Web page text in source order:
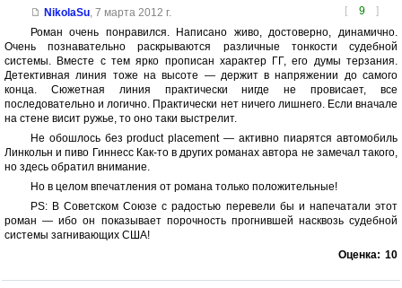
[ 9 ]
NikolaSu, 7 марта 2012 г.
Роман очень понравился. Написано живо, достоверно, динамично.
Очень познавательно раскрываются различные тонкости судебной
системы. Вместе с тем ярко прописан характер ГГ, его думы терзания.
Детективная линия тоже на высоте — держит в напряжении до самого
конца. Сюжетная линия практически нигде не провисает, все
последовательно и логично. Практически нет ничего лишнего. Если вначале
на стене висит ружье, то оно таки выстрелит.
Не обошлось без product placement — активно пиарятся автомобиль
Линкольн и пиво Гиннесс Как-то в других романах автора не замечал такого,
но здесь обратил внимание.
Но в целом впечатления от романа только положительные!
PS: В Советском Союзе с радостью перевели бы и напечатали этот
роман — ибо он показывает порочность прогнившей насквозь судебной
системы загнивающих США!
Оценка: 10